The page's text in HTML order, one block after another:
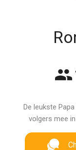
De leukste
volgers mee